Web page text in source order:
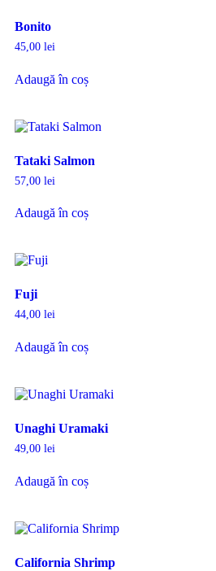
Bonito
45,00 lei
Adaugă în coș
Tataki Salmon
57,00 lei
Adaugă în coș
Fuji
44,00 lei
Adaugă în coș
Unaghi Uramaki
49,00 lei
Adaugă în coș
California Shrimp